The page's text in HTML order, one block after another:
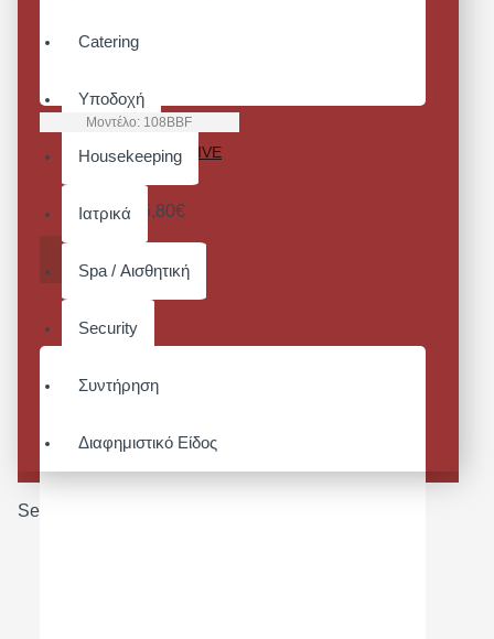
Catering
Υποδοχή
Housekeeping
Ιατρικά
Spa / Αισθητική
Security
Συντήρηση
Διαφημιστικό Είδος
Search
Μοντέλο: 108BBF
MASTERCHEF OLIVE
Από 55,80€